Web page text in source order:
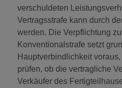
verschuldeten
Vertragsstrafe kann durch
werden. Die Verpflichtung
Konventionalstrafe setzt
Hauptverbindlichkeit
prüfen, ob die vertragliche
Verkäufer des